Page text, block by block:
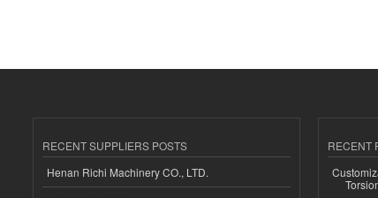
RECENT SUPPLIERS POSTS
Henan Richi Machinery CO., LTD.
RECENT